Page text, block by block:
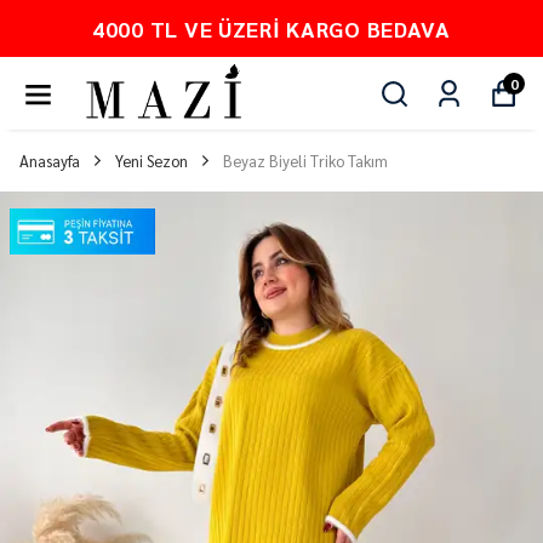
PEŞİN FİYATINA 3 TAKSİT
0
Anasayfa Yeni Sezon Beyaz Biyeli Triko Takım